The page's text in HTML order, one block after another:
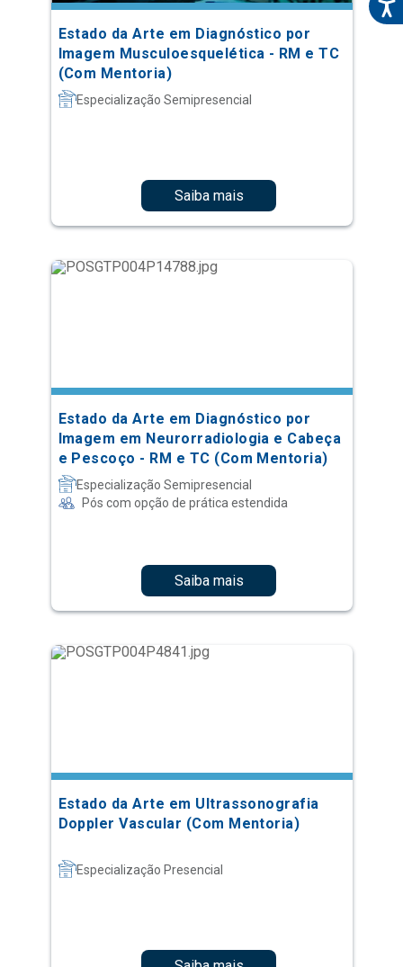
Estado da Arte em Diagnóstico por
Imagem Musculoesquelética - RM e TC
(Com Mentoria)
Especialização Semipresencial
Saiba mais
Estado da Arte em Diagnóstico por
Imagem em Neurorradiologia e Cabeça
e Pescoço - RM e TC (Com Mentoria)
Especialização Semipresencial
Pós com opção de prática estendida
Saiba mais
Estado da Arte em Ultrassonografia
Doppler Vascular (Com Mentoria)
Especialização Presencial